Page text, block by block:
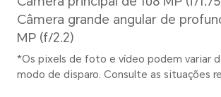
pontos de toque